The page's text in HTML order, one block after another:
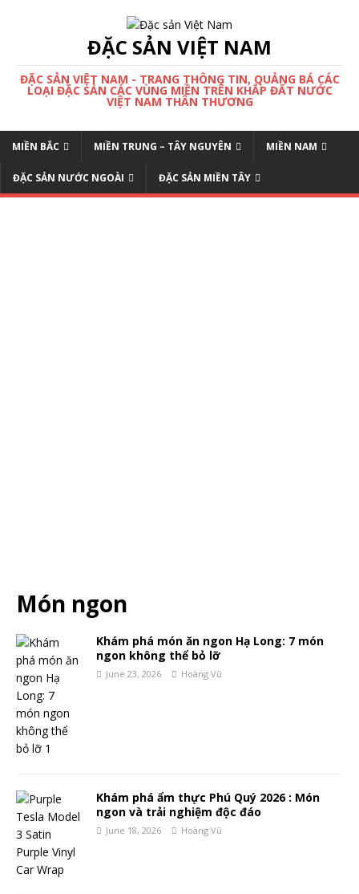
ĐẶC SẢN VIỆT NAM
ĐẶC SẢN VIỆT NAM - TRANG THÔNG TIN, QUẢNG BÁ CÁC
LOẠI ĐẶC SẢN CÁC VÙNG MIỀN TRÊN KHẮP ĐẤT NƯỚC
VIỆT NAM THÂN THƯƠNG
MIỀN BẮC MIỀN TRUNG – TÂY NGUYÊN MIỀN NAM
ĐẶC SẢN NƯỚC NGOÀI ĐẶC SẢN MIỀN TÂY
Món ngon
Khám phá món ăn ngon Hạ Long: 7 món
ngon không thể bỏ lỡ
June 23, 2026 Hoàng Vũ
Khám phá ẩm thực Phú Quý 2026 : Món
ngon và trải nghiệm độc đáo
June 18, 2026 Hoàng Vũ